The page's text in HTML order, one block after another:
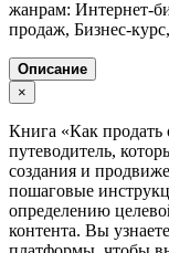
жанрам: Интернет-
продаж, Бизнес-
Описание
×
Книга «Как
путеводитель,
создания и
пошаговые
определению
контента. Вы